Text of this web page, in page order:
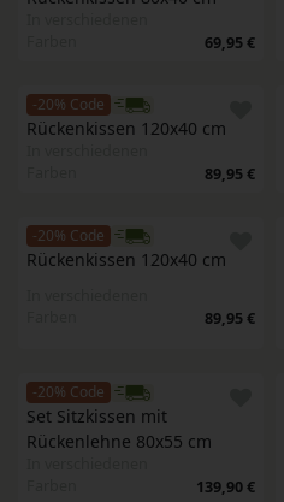
69,95 €
-20% Code
Rückenkissen 120x40 cm
89,95 €
-20% Code
Rückenkissen 120x40 cm
89,95 €
-20% Code
Set Sitzkissen mit
Rückenlehne 80x55 cm
139,90 €